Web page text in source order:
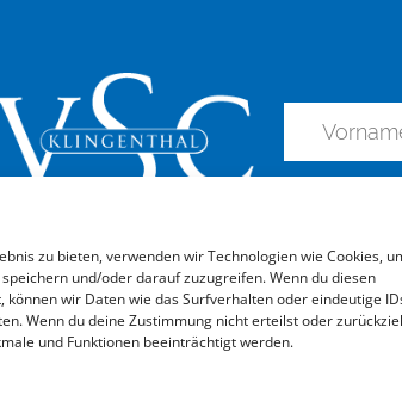
zu bieten, verwenden wir Technologien wie Cookies,
und/oder darauf zuzugreifen. Wenn du diesen
können wir Daten wie das Surfverhalten oder eindeutige
Wenn du deine Zustimmung nicht erteilst oder
und Funktionen beeinträchtigt werden.